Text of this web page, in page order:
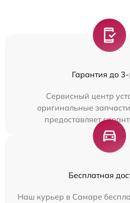
Гарантия до 3-
Сервисный центр
оригинальные
предоставляет
Бесплатная
Наш курьер в Самаре